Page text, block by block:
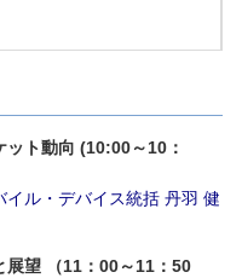
ト動向 (10:00～10：
ル・デバイス統括 丹羽 健
展望 （11：00～11：50